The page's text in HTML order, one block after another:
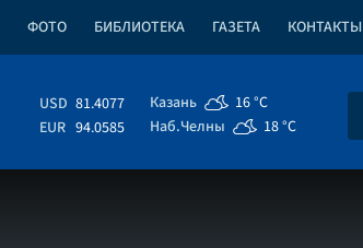
ФОТО БИБЛИОТЕКА ГАЗЕТА КОНТАКТЫ
USD 81.4077
EUR 94.0585
Казань
16 °C
Наб.Челны
18 °C